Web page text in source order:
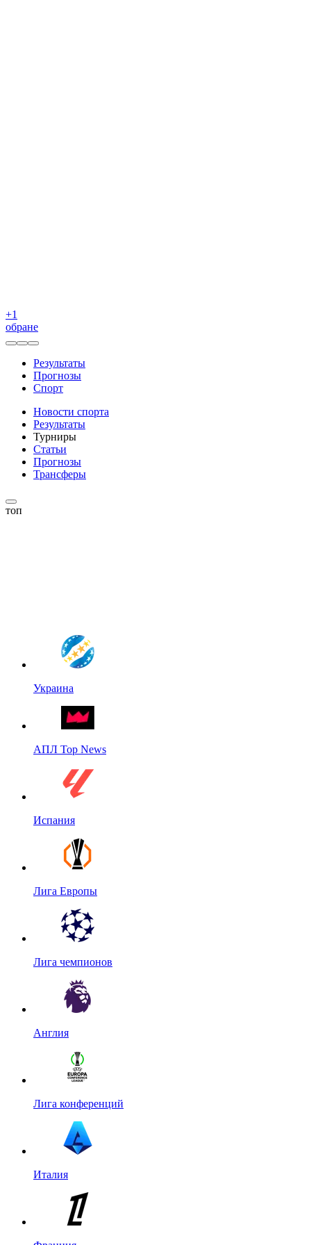
+1
обране
Результаты
Прогнозы
Спорт
Новости спорта
Результаты
Турниры
Статьи
Прогнозы
Трансферы
топ
Украина
АПЛ Top News
Испания
Лига Европы
Лига чемпионов
Англия
Лига конференций
Италия